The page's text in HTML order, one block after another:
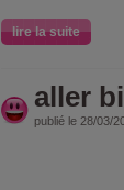
lire la suite
aller
publié le 28/03/